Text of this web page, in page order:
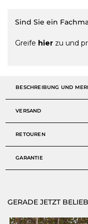
Sind Sie ein
Greife hier zu und
BESCHREIBUNG UND
VERSAND
RETOUREN
GARANTIE
GERADE JETZT